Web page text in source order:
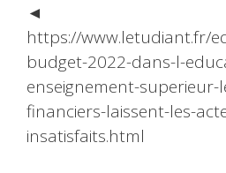
◄
https://www.letudiant.fr/
budget-2022-dans-l-
enseignement-superieur-
financiers-laissent-les-
insatisfaits.html